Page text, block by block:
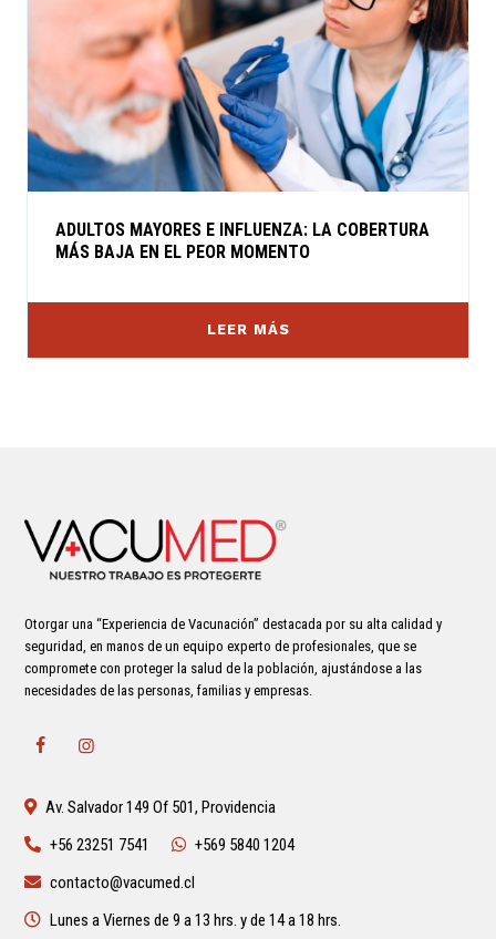
ADULTOS MAYORES E INFLUENZA: LA COBERTURA
MÁS BAJA EN EL PEOR MOMENTO
LEER MÁS
Otorgar una “Experiencia de Vacunación” destacada por su alta calidad y
seguridad, en manos de un equipo experto de profesionales, que se
compromete con proteger la salud de la población, ajustándose a las
necesidades de las personas, familias y empresas.
Av. Salvador 149 Of 501, Providencia
+56 23251 7541
+569 5840 1204
contacto@vacumed.cl
Lunes a Viernes de 9 a 13 hrs. y de 14 a 18 hrs.